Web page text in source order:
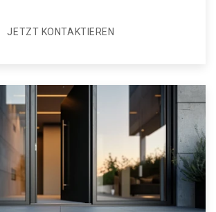
JETZT KONTAKTIEREN